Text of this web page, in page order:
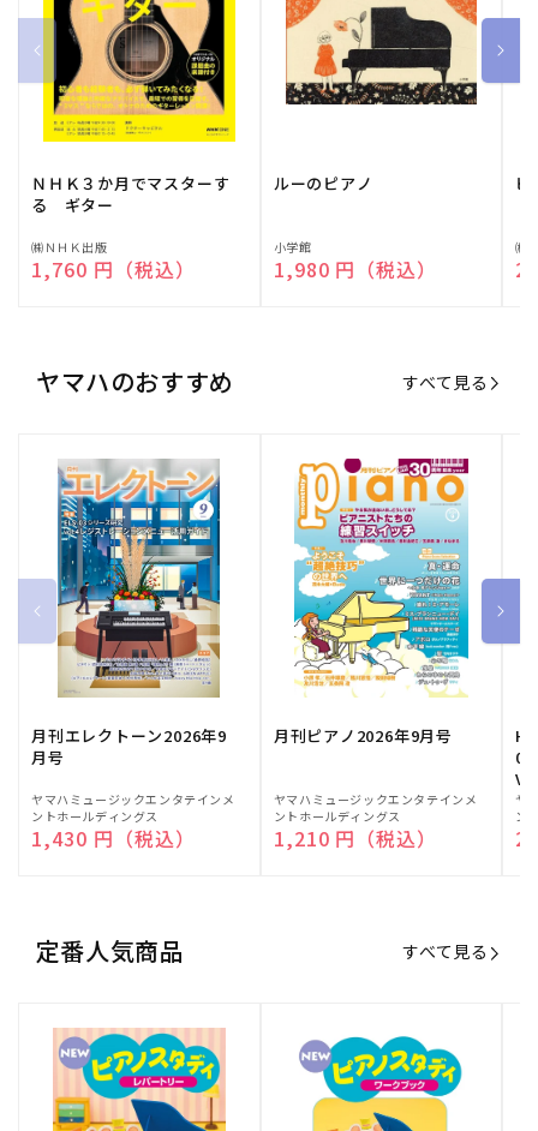
ＮＨＫ３か月でマスターす
る ギター
販
売
㈱ＮＨＫ出版
通常価格
1,760 円（税込）
ルーのピアノ
販
売
小学館
通常価格
1,980 円（税込）
ピ
販
売
㈱
ヤマハのおすすめ すべて見る
月刊エレクトーン2026年9
月号
販
売
元:
ヤマハミュージックエンタテインメ
ントホールディングス
通常価格
1,430 円（税込）
月刊ピアノ2026年9月号
販
売
元:
ヤマハミュージックエンタテインメ
ントホールディングス
通常価格
1,210 円（税込）
販
売
元:
ヤ
ン
定番人気商品 すべて見る